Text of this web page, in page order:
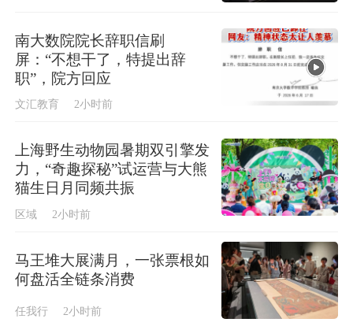
南大数院院长辞职信刷
屏：“不想干了，特提出辞
职”，院方回应
文汇教育 2小时前
上海野生动物园暑期双引擎发
力，“奇趣探秘”试运营与大熊
猫生日月同频共振
区域 2小时前
马王堆大展满月，一张票根如
何盘活全链条消费
任我行 2小时前